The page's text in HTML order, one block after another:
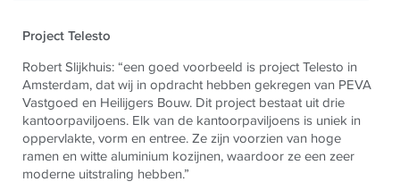
Project Telesto
Robert Slijkhuis: “een goed voorbeeld is project Telesto in
Amsterdam, dat wij in opdracht hebben gekregen van PEVA
Vastgoed en Heilijgers Bouw. Dit project bestaat uit drie
kantoorpaviljoens. Elk van de kantoorpaviljoens is uniek in
oppervlakte, vorm en entree. Ze zijn voorzien van hoge
ramen en witte aluminium kozijnen, waardoor ze een zeer
moderne uitstraling hebben.”